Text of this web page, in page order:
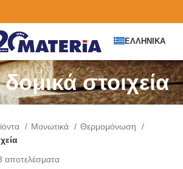
ΕΛΛΗΝΙΚΆ
στοιχεία
Μονωτικά
Θερμομόνωση
αποτελέσματα